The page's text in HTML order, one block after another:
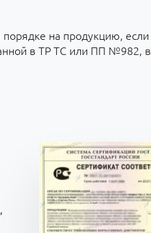
на продукцию, если
в ТР ТС или ПП №982, в